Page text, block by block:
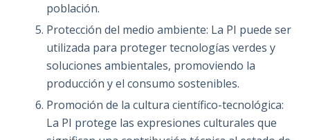
población.
Protección del medio ambiente: La PI puede ser
utilizada para proteger tecnologías verdes y
soluciones ambientales, promoviendo la
producción y el consumo sostenibles.
Promoción de la cultura científico-tecnológica:
La PI protege las expresiones culturales que